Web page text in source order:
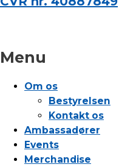
Menu
Om os
Bestyrelsen
Kontakt os
Ambassadører
Events
Merchandise